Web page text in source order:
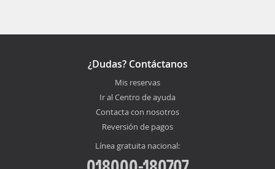
¿Dudas? Contáctanos
Mis reservas
Ir al Centro de ayuda
Contacta con nosotros
Reversión de pagos
Línea gratuita nacional: